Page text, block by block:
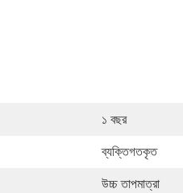
১ বছর
ব্যক্তিগতকৃত
উচ্চ তাপমাত্রা